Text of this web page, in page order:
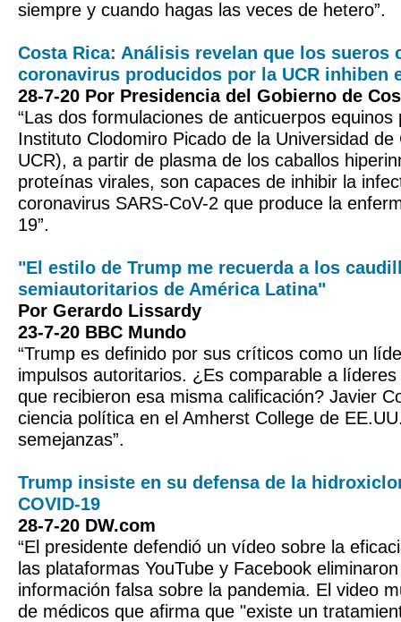
siempre y cuando hagas las veces de hetero”.
Costa Rica: Análisis revelan que los sueros
coronavirus producidos por la UCR inhiben
28-7-20 Por Presidencia del Gobierno de
“Las dos formulaciones de anticuerpos equinos
Instituto Clodomiro Picado de la Universidad
UCR), a partir de plasma de los caballos
proteínas virales, son capaces de inhibir la
coronavirus SARS-CoV-2 que produce la
19”.
"El estilo de Trump me recuerda a los
semiautoritarios de América Latina"
Por Gerardo Lissardy
23-7-20 BBC Mundo
“Trump es definido por sus críticos como un
impulsos autoritarios. ¿Es comparable a
que recibieron esa misma calificación? Javier
ciencia política en el Amherst College de
semejanzas”.
Trump insiste en su defensa de la
COVID-19
28-7-20 DW.com
“El presidente defendió un vídeo sobre la
las plataformas YouTube y Facebook
información falsa sobre la pandemia. El video
de médicos que afirma que "existe un